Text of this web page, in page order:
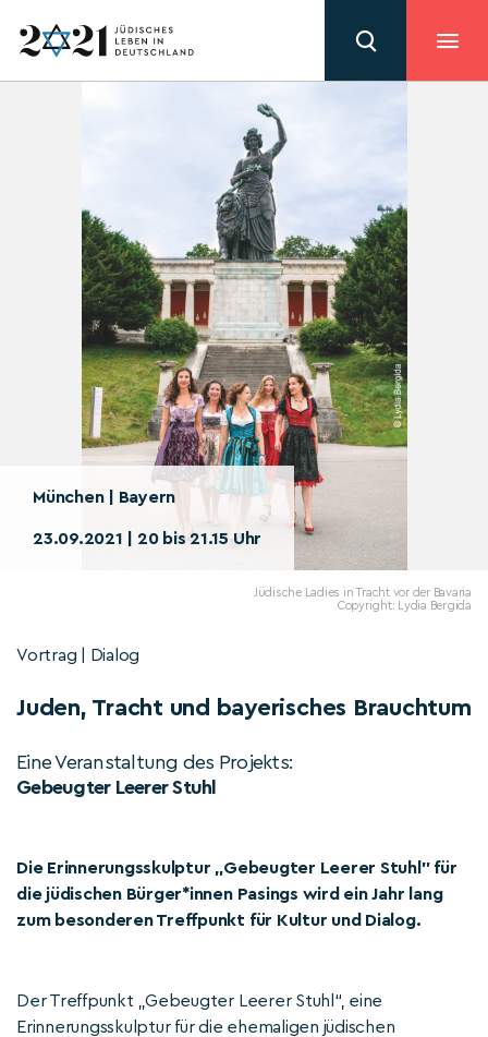
München | Bayern
23.09.2021 | 20 bis 21.15 Uhr
Jüdische Ladies in Tracht vor der Bavaria
Copyright: Lydia Bergida
Vortrag | Dialog
Juden, Tracht und bayerisches Brauchtum
Eine Veranstaltung des Projekts:
Gebeugter Leerer Stuhl
Die Erinnerungsskulptur „Gebeugter Leerer Stuhl" für
die jüdischen Bürger*innen Pasings wird ein Jahr lang
zum besonderen Treffpunkt für Kultur und Dialog.
Der Treffpunkt „Gebeugter Leerer Stuhl“, eine
Erinnerungsskulptur für die ehemaligen jüdischen